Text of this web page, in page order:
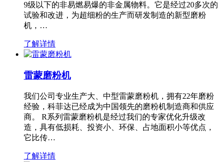
9级以下的非易燃易爆的非金属物料。它是经过20多次的
试验和改进，为超细粉的生产而研发制造的新型磨粉
机，…
了解详情
雷蒙磨粉机
我们公司专业生产大、中型雷蒙磨粉机，拥有22年磨粉
经验，科菲达已经成为中国领先的磨粉机制造商和供应
商。 R系列雷蒙磨粉机是经过我们的专家优化升级改
造，具有低损耗、投资小、环保、占地面积小等优点，
它比传…
了解详情